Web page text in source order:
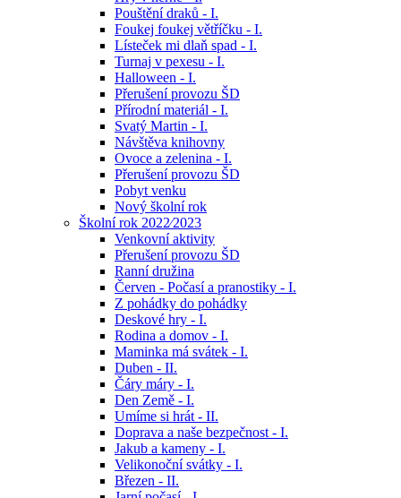
Pouštění draků - I.
Foukej foukej větříčku - I.
Lísteček mi dlaň spad - I.
Turnaj v pexesu - I.
Halloween - I.
Přerušení provozu ŠD
Přírodní materiál - I.
Svatý Martin - I.
Návštěva knihovny
Ovoce a zelenina - I.
Přerušení provozu ŠD
Pobyt venku
Nový školní rok
Školní rok 2022⁄2023
Venkovní aktivity
Přerušení provozu ŠD
Ranní družina
Červen - Počasí a pranostiky - I.
Z pohádky do pohádky
Deskové hry - I.
Rodina a domov - I.
Maminka má svátek - I.
Duben - II.
Čáry máry - I.
Den Země - I.
Umíme si hrát - II.
Doprava a naše bezpečnost - I.
Jakub a kameny - I.
Velikonoční svátky - I.
Březen - II.